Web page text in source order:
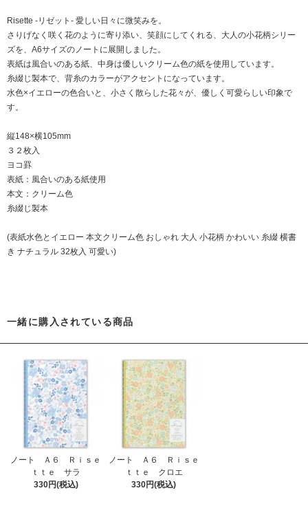
Risette -リゼット- 愛しい日々に微笑みを。
さりげなく咲く花のように寄り添い、笑顔にしてくれる、大人の小花柄シリー
ズを、A6サイズのノートに展開しました。
表紙は風合いのある紙、中身は優しいクリーム色の紙を使用しています。
糸綴じ製本で、背糸のカラーがアクセントになっています。
水色×イエローの色合いと、小さく散らした花々が、優しく可愛らしい印象で
す。
縦148×横105mm
３２枚入
ヨコ罫
表紙：風合いのある紙使用
本文：クリーム色
糸綴じ製本
(表紙水色とイエロー 本文クリーム色 おしゃれ 大人 小花柄 かわいい 糸綴 横書
き ナチュラル 32枚入 可愛い)
一緒に購入されている商品
ノート Ａ６ Ｒｉｓｅ
ｔｔｅ サラ
330円(税込)
ノート Ａ６ Ｒｉｓｅ
ｔｔｅ クロエ
330円(税込)